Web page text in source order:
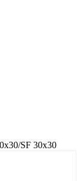
SF 30x30